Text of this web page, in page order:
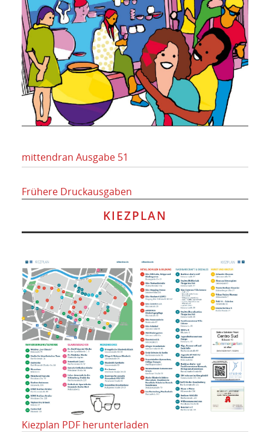
mittendran Ausgabe 51
Frühere Druckausgaben
KIEZPLAN
Kiezplan PDF herunterladen